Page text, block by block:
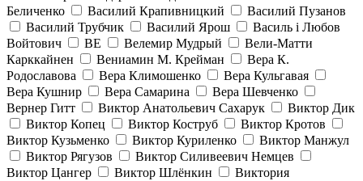
Беличенко
Василий Крапивницкий
Василий Пузанов
Василий Трубчик
Василий Ярош
Василь і Любов
Войтович
ВЕ Велемир Мудрый
Вели-Матти
Карккайнен
Вениамин М. Крейман
Вера К.
Родославова
Вера Климошенко
Вера Кульгавая
Вера Кушнир
Вера Самарина
Вера Шевченко
Вернер Гитт
Виктор Анатольевич Сахарук
Виктор Дик
Виктор Копец
Виктор Коструб
Виктор Кротов
Виктор Кузьменко
Виктор Куриленко
Виктор Манжул
Виктор Рягузов
Виктор Силивеевич Немцев
Виктор Цангер
Виктор Шлёнкин
Виктория